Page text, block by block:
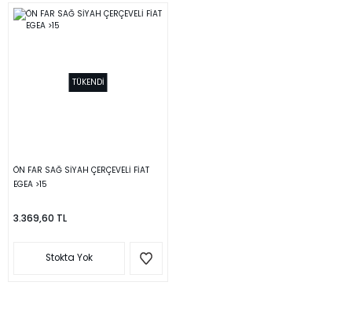
TÜKENDİ
ÖN FAR SAĞ SİYAH ÇERÇEVELİ FİAT
EGEA >15
3.369,60 TL
Stokta Yok